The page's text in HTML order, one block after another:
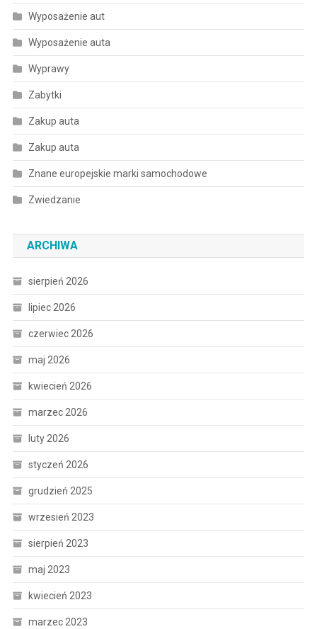
Wyposażenie aut
Wyposażenie auta
Wyprawy
Zabytki
Zakup auta
Zakup auta
Znane europejskie marki samochodowe
Zwiedzanie
ARCHIWA
sierpień 2026
lipiec 2026
czerwiec 2026
maj 2026
kwiecień 2026
marzec 2026
luty 2026
styczeń 2026
grudzień 2025
wrzesień 2023
sierpień 2023
maj 2023
kwiecień 2023
marzec 2023